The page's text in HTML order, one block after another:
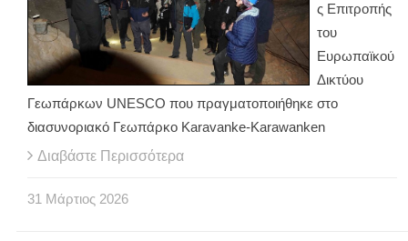
ς Επιτροπής
του
Ευρωπαϊκού
Δικτύου
Γεωπάρκων UNESCO που πραγματοποιήθηκε στο
διασυνοριακό Γεωπάρκο Karavanke-Karawanken
Διαβάστε Περισσότερα
31 Μάρτιος 2026